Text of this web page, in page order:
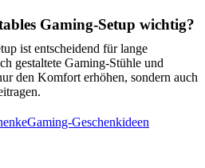
Gaming-Setup wichtig?
ist entscheidend für lange
gestaltete Gaming-Stühle und
den Komfort erhöhen, sondern auch
Gaming-Geschenkideen